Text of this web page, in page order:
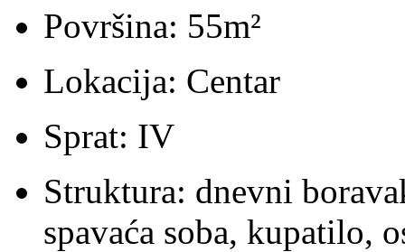
Površina: 55m²
Lokacija: Centar
Sprat: IV
Struktura: dnevni
spavaća soba, kupatilo,